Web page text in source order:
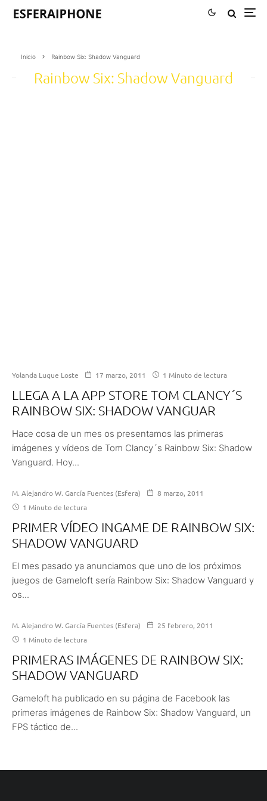
Inicio Rainbow Six: Shadow Vanguard
Rainbow Six: Shadow Vanguard
Yolanda Luque Loste 17 marzo, 2011 1 Minuto de lectura
LLEGA A LA APP STORE TOM CLANCY´S
RAINBOW SIX: SHADOW VANGUAR
Hace cosa de un mes os presentamos las primeras
imágenes y vídeos de Tom Clancy´s Rainbow Six: Shadow
Vanguard. Hoy...
M. Alejandro W. García Fuentes (Esfera)
8 marzo, 2011
1 Minuto de lectura
PRIMER VÍDEO INGAME DE RAINBOW SIX:
SHADOW VANGUARD
El mes pasado ya anunciamos que uno de los próximos
juegos de Gameloft sería Rainbow Six: Shadow Vanguard y
os...
M. Alejandro W. García Fuentes (Esfera)
25 febrero, 2011
1 Minuto de lectura
PRIMERAS IMÁGENES DE RAINBOW SIX:
SHADOW VANGUARD
Gameloft ha publicado en su página de Facebook las
primeras imágenes de Rainbow Six: Shadow Vanguard, un
FPS táctico de...